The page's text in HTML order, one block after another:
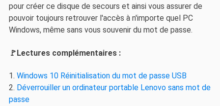
pour créer ce disque de secours et ainsi vous assurer de
pouvoir toujours retrouver l'accès à n'importe quel PC
Windows, même sans vous souvenir du mot de passe.
🚩Lectures complémentaires :
1. Windows 10 Réinitialisation du mot de passe USB
2. Déverrouiller un ordinateur portable Lenovo sans mot de
passe